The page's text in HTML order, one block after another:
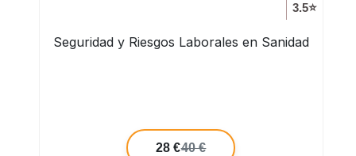
3.5⭐
Seguridad y Riesgos Laborales en Sanidad
28 €40 €